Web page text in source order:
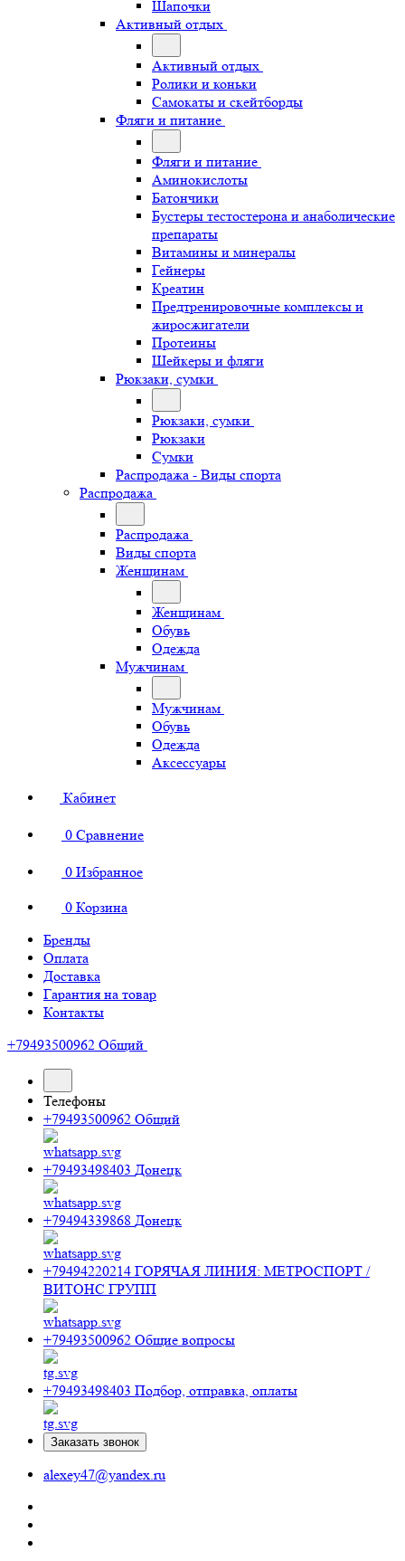
Шапочки
Активный отдых
Активный отдых
Ролики и коньки
Самокаты и скейтборды
Фляги и питание
Фляги и питание
Аминокислоты
Батончики
Бустеры тестостерона и анаболические
препараты
Витамины и минералы
Гейнеры
Креатин
Предтренировочные комплексы и
жиросжигатели
Протеины
Шейкеры и фляги
Рюкзаки, сумки
Рюкзаки, сумки
Рюкзаки
Сумки
Распродажа - Виды спорта
Распродажа
Распродажа
Виды спорта
Женщинам
Женщинам
Обувь
Одежда
Мужчинам
Мужчинам
Обувь
Одежда
Аксессуары
Кабинет
0 Сравнение
0 Избранное
0 Корзина
Бренды
Оплата
Доставка
Гарантия на товар
Контакты
+79493500962 Общий
Телефоны
+79493500962 Общий
+79493498403 Донецк
+79494339868 Донецк
+79494220214 ГОРЯЧАЯ ЛИНИЯ: МЕТРОСПОРТ /
ВИТОНС ГРУПП
+79493500962 Общие вопросы
+79493498403 Подбор, отправка, оплаты
Заказать звонок
alexey47@yandex.ru